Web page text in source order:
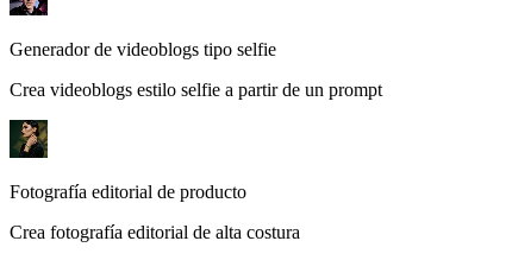
Generador de videoblogs tipo selfie
Crea videoblogs estilo selfie a partir de un prompt
Fotografía editorial de producto
Crea fotografía editorial de alta costura